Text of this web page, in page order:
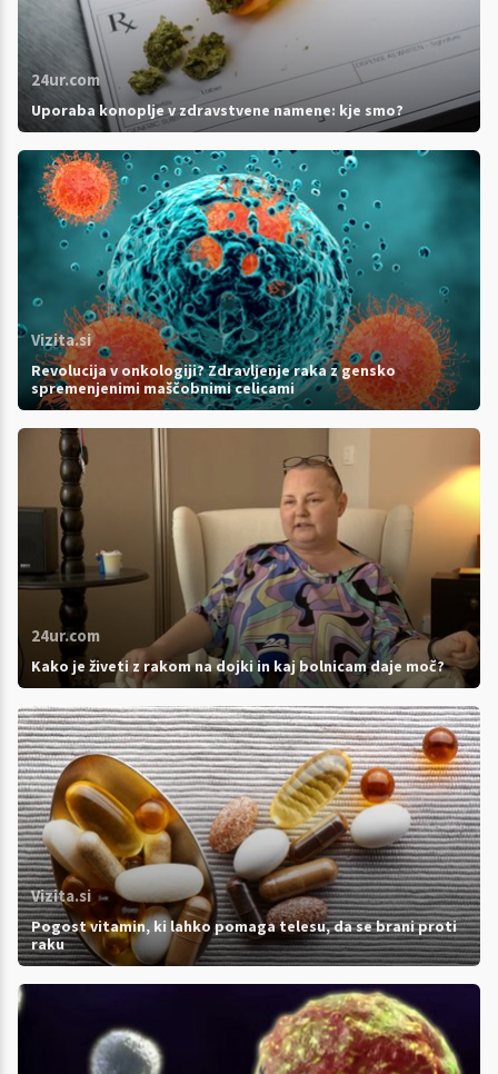
24ur.com
Uporaba konoplje v zdravstvene namene: kje smo?
Vizita.si
Revolucija v onkologiji? Zdravljenje raka z gensko
spremenjenimi maščobnimi celicami
24ur.com
Kako je živeti z rakom na dojki in kaj bolnicam daje moč?
Vizita.si
Pogost vitamin, ki lahko pomaga telesu, da se brani proti
raku